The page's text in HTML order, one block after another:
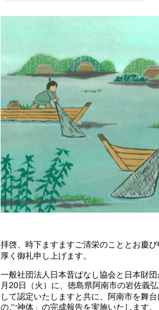
拝啓、時下ますますご清栄のこととお慶
厚く御礼申し上げます。
一般社団法人日本昔ばなし協会と日本財
月20日（火）に、徳島県阿南市の岩佐義
して認定いたしますと共に、阿南市を舞
のご神体」の完成報告を実施いたします。